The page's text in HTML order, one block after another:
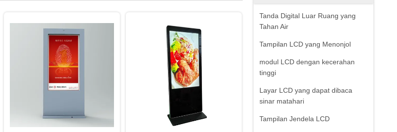
Tanda Digital Luar Ruang yang
Tahan Air
Tampilan LCD yang Menonjol
modul LCD dengan kecerahan
tinggi
Layar LCD yang dapat dibaca
sinar matahari
Tampilan Jendela LCD